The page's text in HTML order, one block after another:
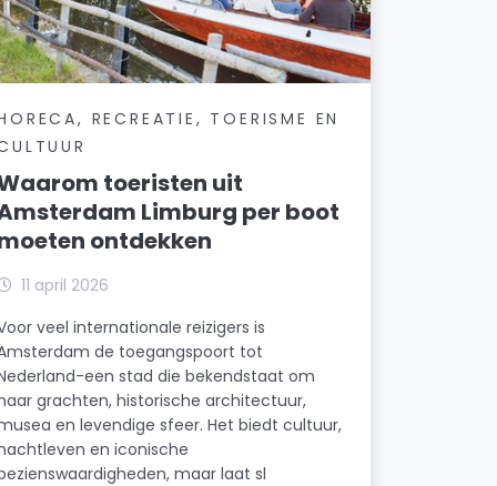
RECREATIE, TOERISME EN
toeristen uit
Limburg per boot
ontdekken
11 april 2026
veel internationale reizigers is
de toegangspoort tot
een stad die bekendstaat om
grachten, historische architectuur,
en levendige sfeer. Het biedt cultuur,
en iconische
maar laat sl